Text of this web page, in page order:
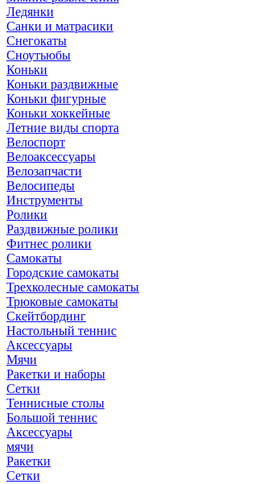
Ледянки
Санки и матрасики
Снегокаты
Сноутьюбы
Коньки
Коньки раздвижные
Коньки фигурные
Коньки хоккейные
Летние виды спорта
Велоспорт
Велоаксессуары
Велозапчасти
Велосипеды
Инструменты
Ролики
Раздвижные ролики
Фитнес ролики
Самокаты
Городские самокаты
Трехколесные самокаты
Трюковые самокаты
Скейтбординг
Настольный теннис
Аксессуары
Мячи
Ракетки и наборы
Сетки
Теннисные столы
Большой теннис
Аксессуары
мячи
Ракетки
Сетки
Вратарская экипировка
Медицина
Мини-футбол
Аксессуары
Бутсы
Вратарская экипировка
Аксессуары
Мячи
Обувь
Форма
Волейбол
Медицина
Обувь